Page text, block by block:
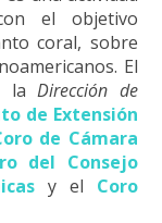
el objetivo
coral, sobre
El
laDirección de
de Extensión
de Cámara
del Consejo
y el Coro